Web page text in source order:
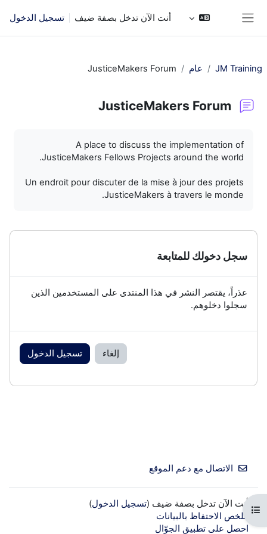
أنت الآن تدخل بصفة ضيف تسجيل الدخول
فتح فهرس المقرر
JM Training عام JusticeMakers Forum
JusticeMakers Forum
A place to discuss the implementation of
JusticeMakers Fellows Projects around the world.
Un endroit pour discuter de la mise à jour des projets
JusticeMakers à travers le monde.
سجل دخولك للمتابعة
عذراً، يقتصر النشر في هذا المنتدى على المستخدمين الذين
سجلوا دخلوهم.
إلغاء تسجيل الدخول
الاتصال مع دعم الموقع
أنت الآن تدخل بصفة ضيف (تسجيل الدخول)
ملخص الاحتفاظ بالبيانات
احصل على تطبيق الجوّال